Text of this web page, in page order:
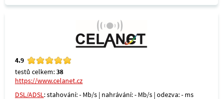
4.9
testů celkem:38
https://www.celanet.cz
DSL/ADSL: stahování: - Mb/s | nahrávání: - Mb/s | odezva: - ms